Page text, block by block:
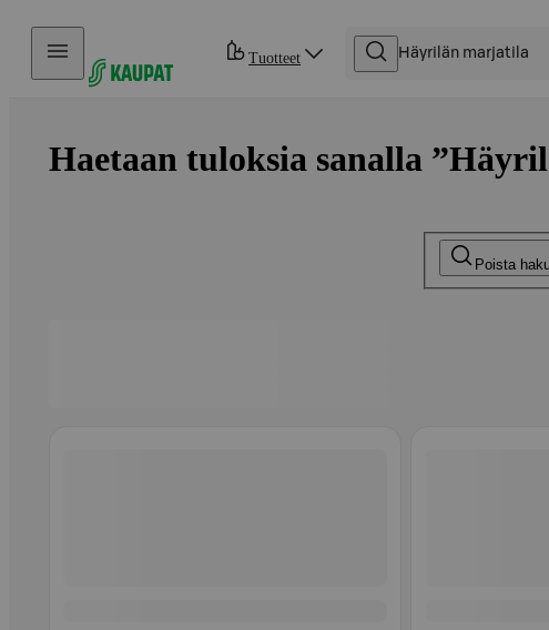
Hyppää sisältöön
Tuotteet
Haetaan tuloksia sanalla
Poista